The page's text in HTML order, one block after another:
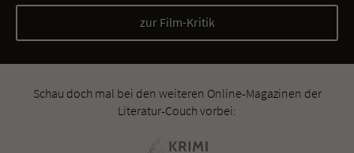
zur Film-Kritik
Schau doch mal bei den weiteren Online-Magazinen der
Literatur-Couch vorbei: